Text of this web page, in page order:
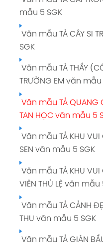
mẫu 5 SGK
Văn mẫu TẢ CÂY SI
SGK
Văn mẫu TẢ THẦY
TRƯỜNG EM văn mẫu
Văn mẫu TẢ QUANG
TAN HỌC văn mẫu 5
Văn mẫu TẢ KHU VUI
SEN văn mẫu 5 SGK
Văn mẫu TẢ KHU VUI
VIÊN THỦ LỆ văn mẫu
Văn mẫu TẢ CẢNH
THU văn mẫu 5 SGK
Văn mẫu TẢ GIÀN